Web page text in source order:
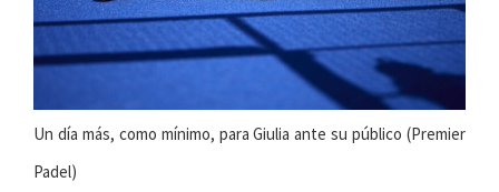
Un día más, como mínimo, para Giulia ante su público (Premier
Padel)